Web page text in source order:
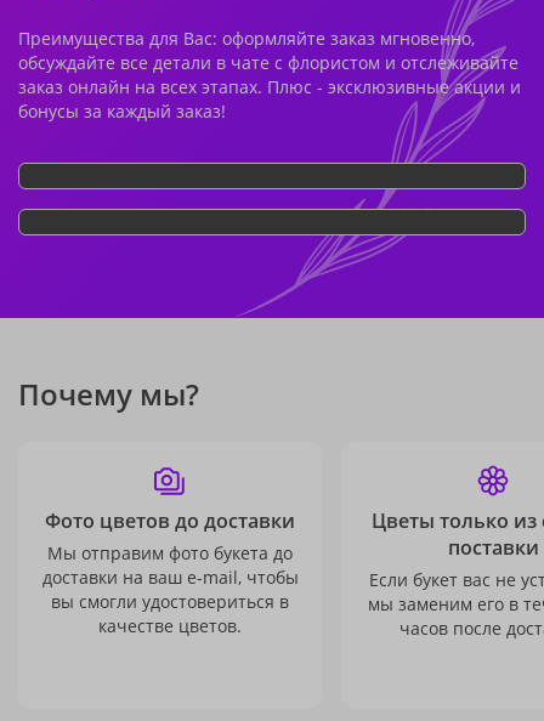
Преимущества для Вас: оформляйте заказ мгновенно,
обсуждайте все детали в чате с флористом и отслеживайте
заказ онлайн на всех этапах. Плюс - эксклюзивные акции и
бонусы за каждый заказ!
Почему мы?
Фото цветов до доставки
Мы отправим фото букета до
доставки на ваш e-mail, чтобы
вы смогли удостовериться в
качестве цветов.
Цветы только из
поставки
Если букет вас не
мы заменим его в
часов после